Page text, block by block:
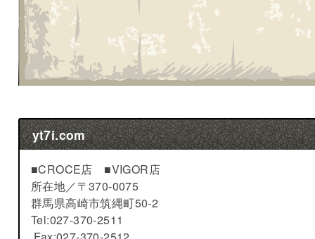
yt7i.com
■CROCE店 ■VIGOR店
所在地／〒370-0075
群馬県高崎市筑縄町50-2
Tel:027-370-2511